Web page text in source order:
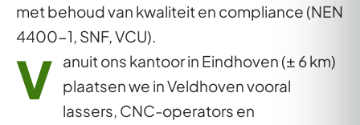
met behoud van kwaliteit en compliance (NEN
4400-1, SNF, VCU).
V anuit ons kantoor in Eindhoven (± 6 km)
plaatsen we in Veldhoven vooral
lassers, CNC-operators en